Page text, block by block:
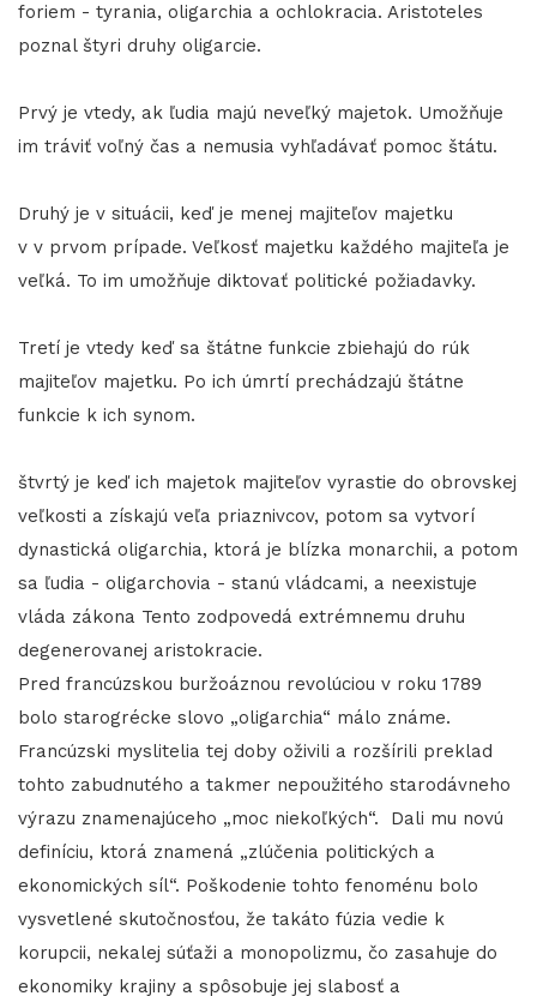
foriem - tyrania, oligarchia a ochlokracia. Aristoteles
poznal štyri druhy oligarcie.
Prvý je vtedy, ak ľudia majú neveľký majetok. Umožňuje
im tráviť voľný čas a nemusia vyhľadávať pomoc štátu.
Druhý je v situácii, keď je menej majiteľov majetku
v v prvom prípade. Veľkosť majetku každého majiteľa je
veľká. To im umožňuje diktovať politické požiadavky.
Tretí je vtedy keď sa štátne funkcie zbiehajú do rúk
majiteľov majetku. Po ich úmrtí prechádzajú štátne
funkcie k ich synom.
štvrtý je keď ich majetok majiteľov vyrastie do obrovskej
veľkosti a získajú veľa priaznivcov, potom sa vytvorí
dynastická oligarchia, ktorá je blízka monarchii, a potom
sa ľudia - oligarchovia - stanú vládcami, a neexistuje
vláda zákona Tento zodpovedá extrémnemu druhu
degenerovanej aristokracie.
Pred francúzskou buržoáznou revolúciou v roku 1789
bolo starogrécke slovo „oligarchia“ málo známe.
Francúzski myslitelia tej doby oživili a rozšírili preklad
tohto zabudnutého a takmer nepoužitého starodávneho
výrazu znamenajúceho „moc niekoľkých“. Dali mu novú
definíciu, ktorá znamená „zlúčenia politických a
ekonomických síl“. Poškodenie tohto fenoménu bolo
vysvetlené skutočnosťou, že takáto fúzia vedie k
korupcii, nekalej súťaži a monopolizmu, čo zasahuje do
ekonomiky krajiny a spôsobuje jej slabosť a